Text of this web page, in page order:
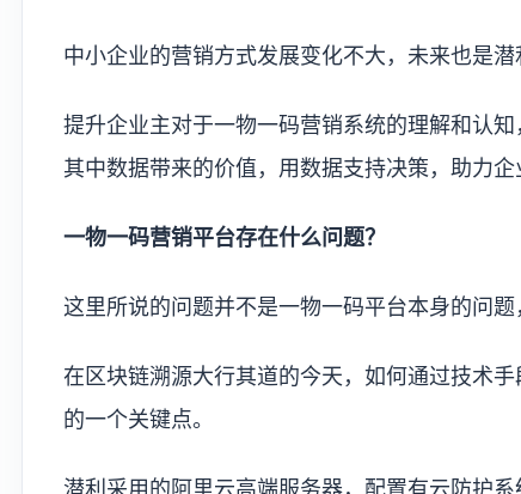
中小企业的营销方式发展变化不大，未来也是潜
提升企业主对于一物一码营销系统的理解和认
其中数据带来的价值，用数据支持决策，助力企
一物一码营销平台存在什么问题？
这里所说的问题并不是一物一码平台本身的问
在区块链溯源大行其道的今天，如何通过技术
的一个关键点。
潜利采用的阿里云高端服务器，配置有云防护